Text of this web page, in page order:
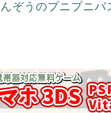
ぞうのプニプニバ